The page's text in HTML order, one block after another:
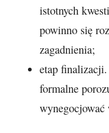
istotnych
powinno się
zagadnienia;
etap
formalne